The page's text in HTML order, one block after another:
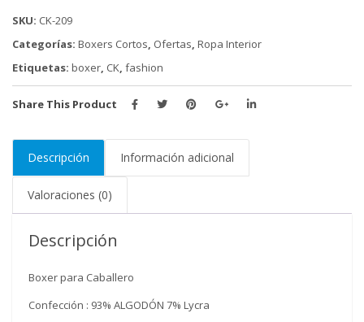
cantidad
SKU: CK-209
Categorías: Boxers Cortos Ofertas Ropa Interior
Etiquetas: boxer CK fashion
Share This Product
Descripción Información adicional
Valoraciones (0)
Descripción
Boxer para Caballero
Confección : 93% ALGODÓN 7% Lycra